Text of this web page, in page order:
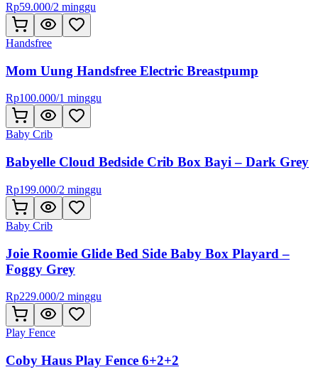
Rp59.000/2 minggu
Handsfree
Mom Uung Handsfree Electric Breastpump
Rp100.000/1 minggu
Baby Crib
Babyelle Cloud Bedside Crib Box Bayi – Dark Grey
Rp199.000/2 minggu
Baby Crib
Joie Roomie Glide Bed Side Baby Box Playard –
Foggy Grey
Rp229.000/2 minggu
Play Fence
Coby Haus Play Fence 6+2+2